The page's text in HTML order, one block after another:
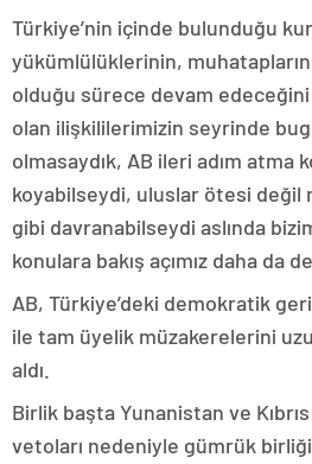
Türkiye’nin içinde bulunduğu
yükümlülüklerinin,
olduğu sürece devam edeceğini
olan ilişkililerimizin seyrinde
olmasaydık, AB ileri adım atma
koyabilseydi, uluslar ötesi
gibi davranabilseydi aslında
konulara bakış açımız daha da
AB, Türkiye’deki demokratik
ile tam üyelik müzakerelerini
aldı.
Birlik başta Yunanistan ve
vetoları nedeniyle gümrük